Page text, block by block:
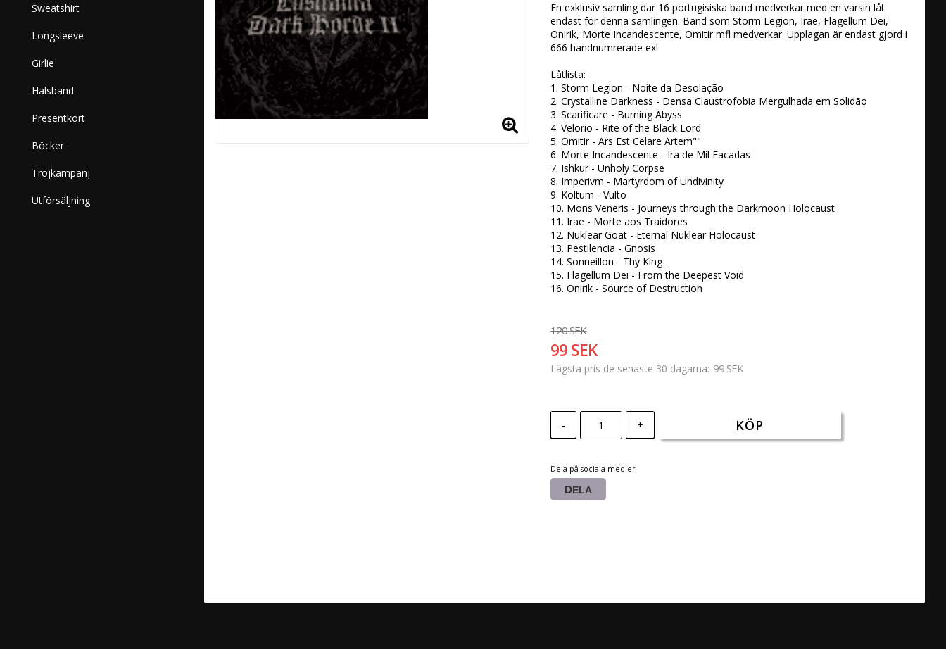
Sweatshirt
Longsleeve
Girlie
Halsband
Presentkort
Böcker
Tröjkampanj
Utförsäljning
En exklusiv samling där 16 portugisiska band medverkar med en varsin låt
endast för denna samlingen. Band som Storm Legion, Irae, Flagellum Dei,
Onirik, Morte Incandescente, Omitir mfl medverkar. Upplagan är endast gjord i
666 handnumrerade ex!
Låtlista:
1. Storm Legion - Noite da Desolação
2. Crystalline Darkness - Densa Claustrofobia Mergulhada em Solidão
3. Scarificare - Burning Abyss
4. Velorio - Rite of the Black Lord
5. Omitir - Ars Est Celare Artem""
6. Morte Incandescente - Ira de Mil Facadas
7. Ishkur - Unholy Corpse
8. Imperivm - Martyrdom of Undivinity
9. Koltum - Vulto
10. Mons Veneris - Journeys through the Darkmoon Holocaust
11. Irae - Morte aos Traidores
12. Nuklear Goat - Eternal Nuklear Holocaust
13. Pestilencia - Gnosis
14. Sonneillon - Thy King
15. Flagellum Dei - From the Deepest Void
16. Onirik - Source of Destruction
120 SEK
99 SEK
Lägsta pris de senaste 30 dagarna 99 SEK
- + KÖP
Dela på sociala medier
DELA